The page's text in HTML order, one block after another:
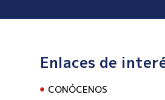
Enlaces de
CONÓCENOS